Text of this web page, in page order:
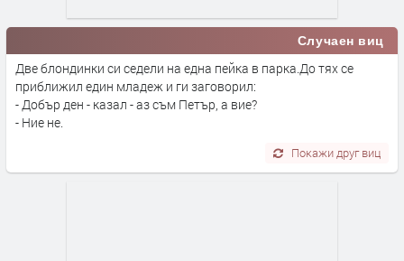
Случаен виц
Две блондинки си седели на една пейка в парка.До тях се
приближил един младеж и ги заговорил:
- Добър ден - казал - аз съм Петър, а вие?
- Ние не.
Покажи друг виц